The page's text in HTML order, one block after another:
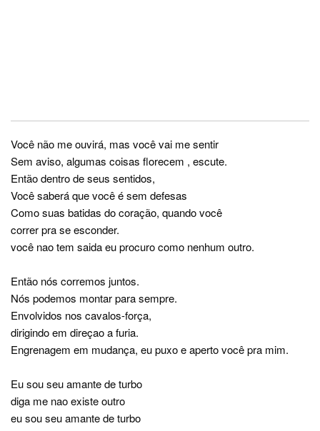
Você não me ouvirá, mas você vai me sentir
Sem aviso, algumas coisas florecem , escute.
Então dentro de seus sentidos,
Você saberá que você é sem defesas
Como suas batidas do coração, quando você
correr pra se esconder.
você nao tem saida eu procuro como nenhum outro.
Então nós corremos juntos.
Nós podemos montar para sempre.
Envolvidos nos cavalos-força,
dirigindo em direçao a furia.
Engrenagem em mudança, eu puxo e aperto você pra mim.
Eu sou seu amante de turbo
diga me nao existe outro
eu sou seu amante de turbo